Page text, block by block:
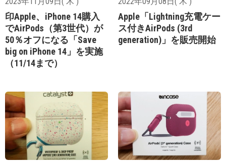
印Apple、iPhone 14購入
でAirPods（第3世代）が
50％オフになる「Save
big on iPhone 14」を実施
（11/14まで）
Apple「Lightning充電ケー
ス付きAirPods (3rd
generation)」を販売開始